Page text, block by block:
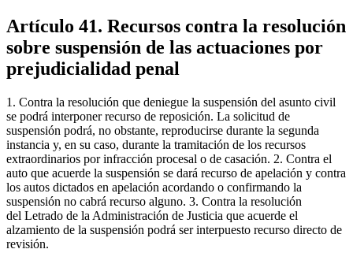
Artículo 41. Recursos contra la resolución
sobre suspensión de las actuaciones por
prejudicialidad penal
1. Contra la resolución que deniegue la suspensión del asunto civil
se podrá interponer recurso de reposición. La solicitud de
suspensión podrá, no obstante, reproducirse durante la segunda
instancia y, en su caso, durante la tramitación de los recursos
extraordinarios por infracción procesal o de casación. 2. Contra el
auto que acuerde la suspensión se dará recurso de apelación y contra
los autos dictados en apelación acordando o confirmando la
suspensión no cabrá recurso alguno. 3. Contra la resolución
del Letrado de la Administración de Justicia que acuerde el
alzamiento de la suspensión podrá ser interpuesto recurso directo de
revisión.